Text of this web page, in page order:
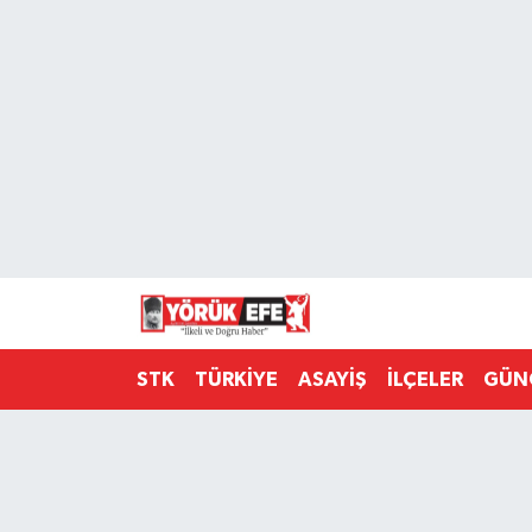
STK TÜRKİYE ASAYİŞ İLÇELER
Süper Lig Puan Durumu ve Fikstür
Tüm Manşetler